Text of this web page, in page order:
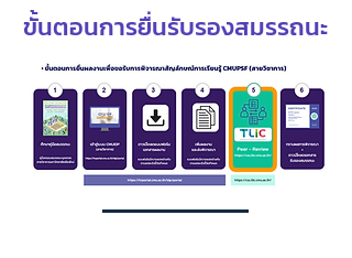
ขั้นตอนการยื่นรับรองสมรรถนะ